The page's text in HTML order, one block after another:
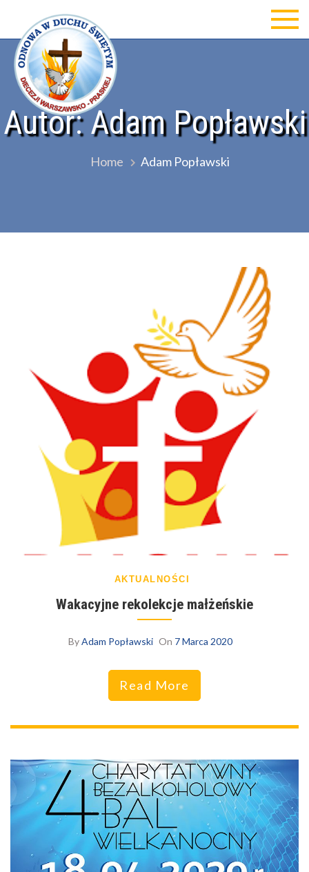
contentOdnowa w Duchu św Diecezji
Warszawsko-Praskiej
Autor:Adam Popławski
Home Adam Popławski
AKTUALNOŚCI
Wakacyjne rekolekcje małżeńskie
ByAdam Popławski On 7 Marca 2020
Read More